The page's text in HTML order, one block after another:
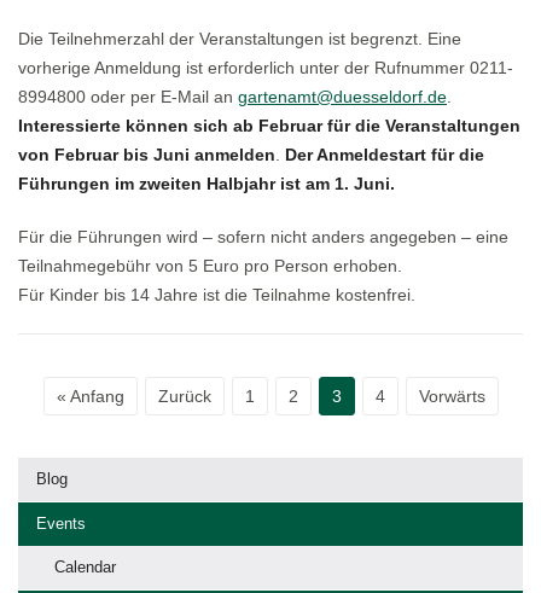
Die Teilnehmerzahl der Veranstaltungen ist begrenzt. Eine
vorherige Anmeldung ist erforderlich unter der Rufnummer 0211-
8994800 oder per E-Mail an gartenamt@duesseldorf.de
Interessierte können sich ab Februar für die Veranstaltungen
von Februar bis Juni anmelden
Der Anmeldestart für die
Führungen im zweiten Halbjahr ist am 1. Juni.
Für die Führungen wird – sofern nicht anders angegeben – eine
Teilnahmegebühr von 5 Euro pro Person erhoben.
Für Kinder bis 14 Jahre ist die Teilnahme kostenfrei.
« Anfang Zurück 1 2 3 4 Vorwärts
Blog
Events
Calendar